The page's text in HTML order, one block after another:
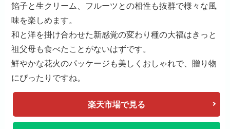
餡子と生クリーム、フルーツとの相性も抜群で様々な風
味を楽しめます。
和と洋を掛け合わせた新感覚の変わり種の大福はきっと
祖父母も食べたことがないはずです。
鮮やかな花火のパッケージも美しくおしゃれで、贈り物
にぴったりですね。
楽天市場で見る